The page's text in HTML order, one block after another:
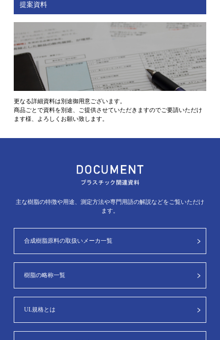
提案資料
更なる詳細資料は別途御用意ございます。
商品ごとで資料を別途、ご提供させていただきますのでご要請いただけ
ます様、よろしくお願い致します。
主な樹脂の特徴や用途、測定方法や専門用語の解説などをご覧いただけ
ます。
合成樹脂原料の取扱いメーカ一覧
樹脂の略称一覧
UL規格とは